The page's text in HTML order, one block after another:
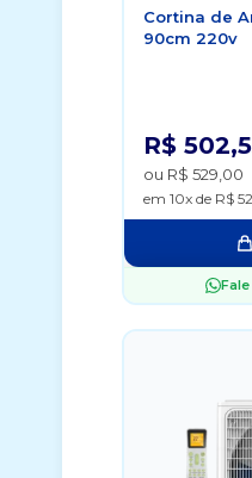
Cortina de
90cm 220v
R$
ou R$ 529,00
em 10x de R$